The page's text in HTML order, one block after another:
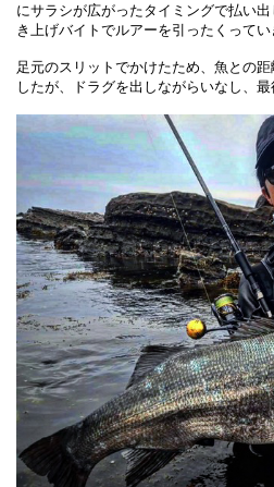
にサラシが広がったタイミングで払い
き上げバイトでルアーを引ったくってい
足元のスリットでかけたため、魚との
したが、ドラグを出しながらいなし、最